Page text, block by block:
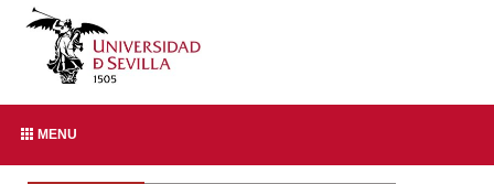
MENU